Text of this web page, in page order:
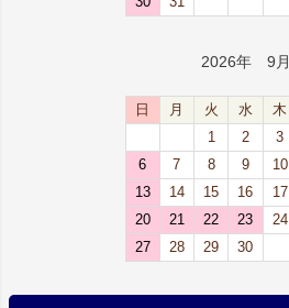
2026年 9月
日 月 火 水 木
1
2 3
6
7 8 9 10
13
14 15 16 17
20
21 22 23 24
27
28 29 30